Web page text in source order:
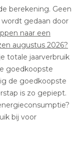
berekening. Geen
gedaan door
naar een
augustus 2026?
totale jaarverbruik
goedkoopste
de goedkoopste
is zo gepiept.
bij voor